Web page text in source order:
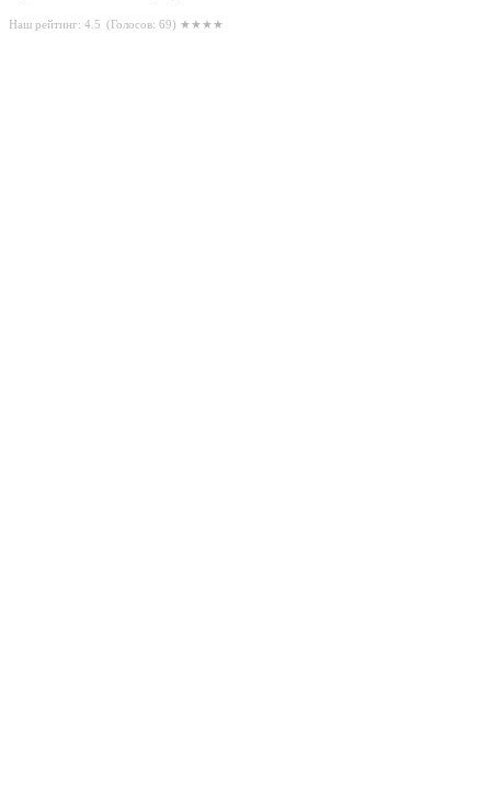
Наш рейтинг: 4.5 (Голосов: 69) ★★★★